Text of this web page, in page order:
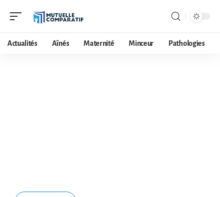
Actualités Aînés Maternité Minceur Pathologies